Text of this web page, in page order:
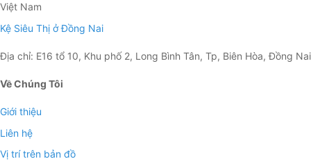
Việt Nam
Kệ Siêu Thị ở Đồng Nai
Địa chỉ: E16 tổ 10, Khu phố 2, Long Bình Tân, Tp, Biên Hòa, Đồng Nai
Về Chúng Tôi
Giới thiệu
Liên hệ
Vị trí trên bản đồ